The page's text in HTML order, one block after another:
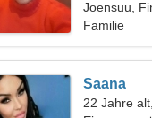
Joensuu,
Familie
Saana
22 Jahre